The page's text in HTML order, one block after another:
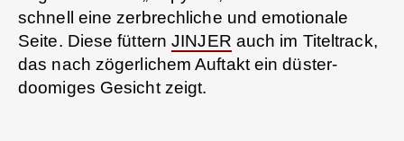
schnell eine zerbrechliche und emotionale
Seite. Diese fütternJINJER auch im Titeltrack,
das nach zögerlichem Auftakt ein düster-
doomiges Gesicht zeigt.